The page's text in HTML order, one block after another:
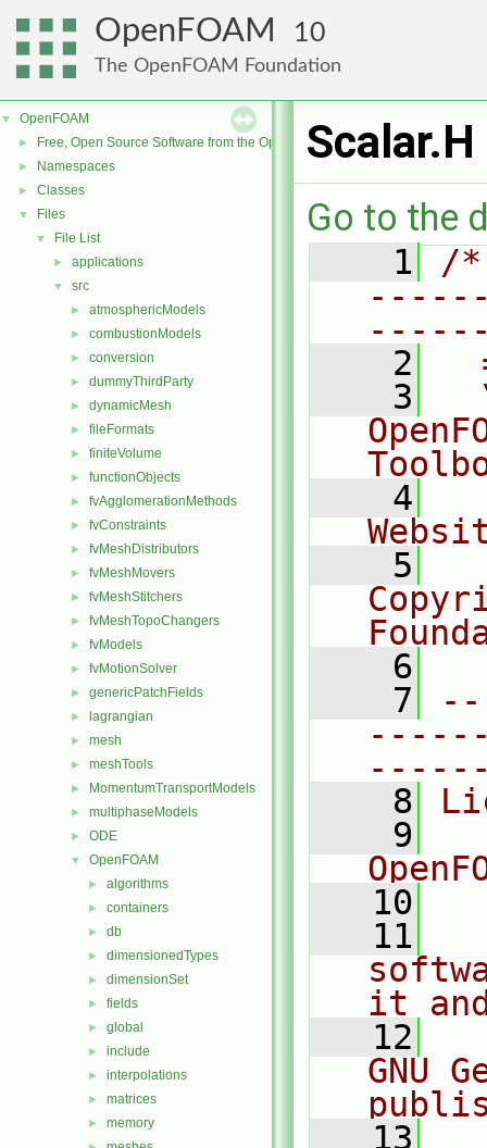
OpenFOAM 10
The OpenFOAM Foundation
▼ OpenFOAM
► Free, Open Source Software from the OpenFOAM Foundation
► Namespaces
► Classes
▼ Files
▼ File List
► applications
▼ src
► atmosphericModels
► combustionModels
► conversion
► dummyThirdParty
► dynamicMesh
► fileFormats
► finiteVolume
► functionObjects
► fvAgglomerationMethods
► fvConstraints
► fvMeshDistributors
► fvMeshMovers
► fvMeshStitchers
► fvMeshTopoChangers
► fvModels
► fvMotionSolver
► genericPatchFields
► lagrangian
► mesh
► meshTools
► MomentumTransportModels
► multiphaseModels
► ODE
▼ OpenFOAM
► algorithms
► containers
► db
► dimensionedTypes
► dimensionSet
► fields
► global
► include
► interpolations
► matrices
► memory
Scalar.H
Go to the
    1
/
    2
    3
    4
    5
    6
    7
    8
    9
   10
   11
it
   12
GNU
   13